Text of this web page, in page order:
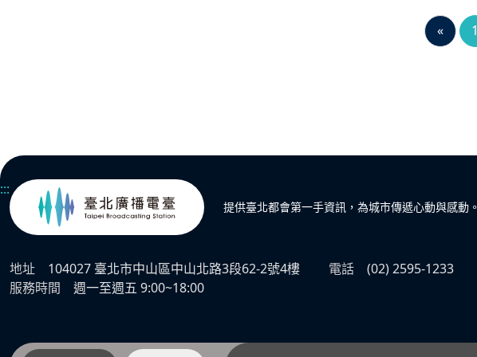
« 1
:::
提供臺北都會第一手資訊，為城市傳遞心動與感動。
地址 104027 臺北市中山區中山北路3段62-2號4樓 電話 (02) 2595-1233
服務時間
週一至週五 9:00~18:00